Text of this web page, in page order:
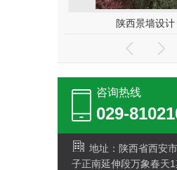
陕西景墙设计
咨询热线
029-
地址：陕西省西安
子正南延伸段万象春天